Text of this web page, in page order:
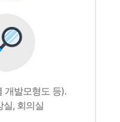
개발모형도 등).
실, 회의실